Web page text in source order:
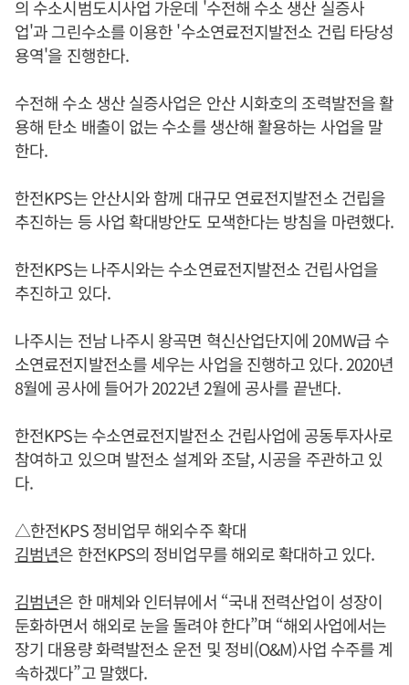
의 수소시범도시사업 가운데 '수전해 수소 생산 실증사
업'과 그린수소를 이용한 '수소연료전지발전소 건립 타당성
용역'을 진행한다.
수전해 수소 생산 실증사업은 안산 시화호의 조력발전을 활
용해 탄소 배출이 없는 수소를 생산해 활용하는 사업을 말
한다.
한전KPS는 안산시와 함께 대규모 연료전지발전소 건립을
추진하는 등 사업 확대방안도 모색한다는 방침을 마련했다.
한전KPS는 나주시와는 수소연료전지발전소 건립사업을
추진하고 있다.
나주시는 전남 나주시 왕곡면 혁신산업단지에 20MW급 수
소연료전지발전소를 세우는 사업을 진행하고 있다. 2020년
8월에 공사에 들어가 2022년 2월에 공사를 끝낸다.
한전KPS는 수소연료전지발전소 건립사업에 공동투자사로
참여하고 있으며 발전소 설계와 조달, 시공을 주관하고 있
다.
△한전KPS 정비업무 해외수주 확대
김범년은 한전KPS의 정비업무를 해외로 확대하고 있다.
김범년은 한 매체와 인터뷰에서 “국내 전력산업이 성장이
둔화하면서 해외로 눈을 돌려야 한다”며 “해외사업에서는
장기 대용량 화력발전소 운전 및 정비(O&M)사업 수주를 계
속하겠다”고 말했다.